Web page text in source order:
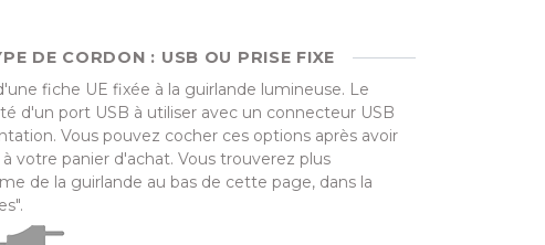
DE CORDON : USB OU PRISE FIXE
fiche UE fixée à la guirlande lumineuse. Le
d'un port USB à utiliser avec un connecteur USB
Vous pouvez cocher ces options après avoir
votre panier d'achat. Vous trouverez plus
de la guirlande au bas de cette page, dans la